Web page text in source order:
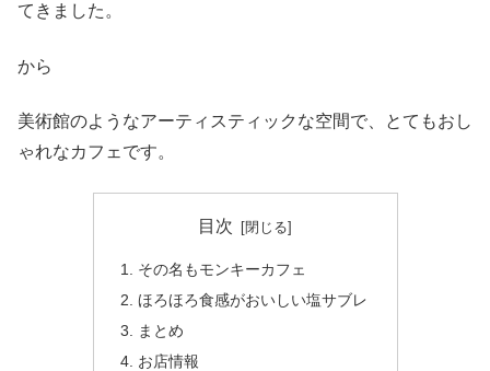
てきました。
から
美術館のようなアーティスティックな空間で、とてもおし
ゃれなカフェです。
目次
その名もモンキーカフェ
ほろほろ食感がおいしい塩サブレ
まとめ
お店情報